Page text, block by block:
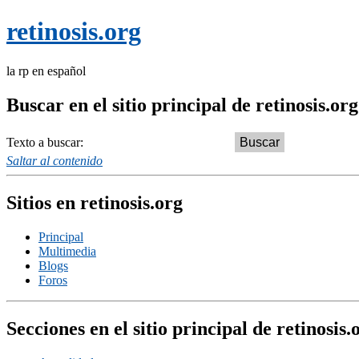
retinosis.org
la rp en español
Buscar en el sitio principal de retinosis.org
Texto a buscar:
Saltar al contenido
Sitios en retinosis.org
Principal
Multimedia
Blogs
Foros
Secciones en el sitio principal de